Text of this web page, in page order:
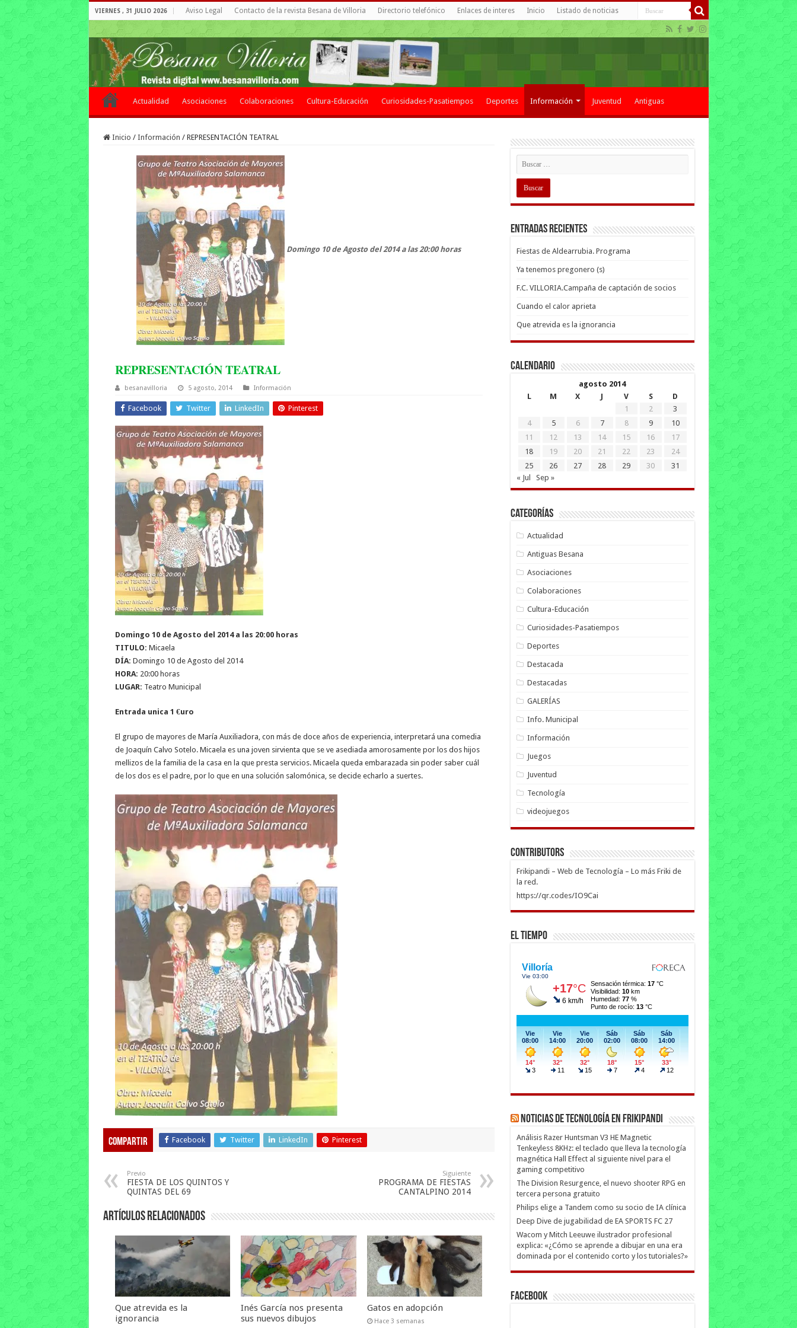
VIERNES , 31 JULIO 2026 Aviso Legal Contacto de la revista Besana de Villoria Directorio telefónico Enlaces de interes Inicio Listado de noticias
Actualidad Asociaciones Colaboraciones Cultura-Educación Curiosidades-Pasatiempos Deportes Información Juventud Antiguas
Inicio / Información / REPRESENTACIÓN TEATRAL
Domingo 10 de Agosto del 2014 a las 20:00 horas
REPRESENTACIÓN TEATRAL
besanavilloria 5 agosto, 2014 Información
Facebook Twitter LinkedIn Pinterest
Domingo 10 de Agosto del 2014 a las 20:00 horas
TITULO: Micaela
DÍA: Domingo 10 de Agosto del 2014
HORA: 20:00 horas
LUGAR: Teatro Municipal
Entrada unica 1 €uro
El grupo de mayores de María Auxiliadora, con más de doce años de experiencia, interpretará una comedia
de Joaquín Calvo Sotelo. Micaela es una joven sirvienta que se ve asediada amorosamente por los dos hijos
mellizos de la familia de la casa en la que presta servicios. Micaela queda embarazada sin poder saber cuál
de los dos es el padre, por lo que en una solución salomónica, se decide echarlo a suertes.
Compartir Facebook Twitter LinkedIn Pinterest
Previo
FIESTA DE LOS QUINTOS Y
QUINTAS DEL 69
Siguiente
PROGRAMA DE FIESTAS
CANTALPINO 2014
Artículos relacionados
Que atrevida es la
ignorancia
Inés García nos presenta
sus nuevos dibujos
Gatos en adopción
Hace 3 semanas
Entradas recientes
Fiestas de Aldearrubia. Programa
Ya tenemos pregonero (s)
F.C. VILLORIA.Campaña de captación de socios
Cuando el calor aprieta
Que atrevida es la ignorancia
Calendario
agosto 2014
L
M X J V S
D
1
2
3
4
5 6 7 8 9
10
11
12 13 14 15 16
17
18
19 20 21 22 23
24
25
26 27 28 29 30
31
« Jul
Sep »
Categorías
Actualidad
Antiguas Besana
Asociaciones
Colaboraciones
Cultura-Educación
Curiosidades-Pasatiempos
Deportes
Destacada
Destacadas
GALERÍAS
Info. Municipal
Información
Juegos
Juventud
Tecnología
videojuegos
Contributors
Frikipandi – Web de Tecnología – Lo más Friki de
la red.
https://qr.codes/IO9Cai
El Tiempo
Noticias de Tecnología en Frikipandi
Análisis Razer Huntsman V3 HE Magnetic
Tenkeyless 8KHz: el teclado que lleva la tecnología
magnética Hall Effect al siguiente nivel para el
gaming competitivo
The Division Resurgence, el nuevo shooter RPG en
tercera persona gratuito
Philips elige a Tandem como su socio de IA clínica
Deep Dive de jugabilidad de EA SPORTS FC 27
Wacom y Mitch Leeuwe ilustrador profesional
explica: «¿Cómo se aprende a dibujar en una era
dominada por el contenido corto y los tutoriales?»
Facebook